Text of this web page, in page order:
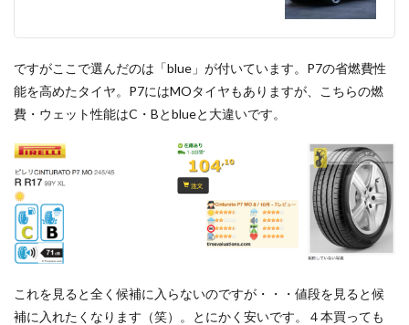
ですがここで選んだのは「blue」が付いています。P7の省燃費性
能を高めたタイヤ。P7にはMOタイヤもありますが、こちらの燃
費・ウェット性能はC・Bとblueと大違いです。
これを見ると全く候補に入らないのですが・・・値段を見ると候
補に入れたくなります（笑）。とにかく安いです。４本買っても